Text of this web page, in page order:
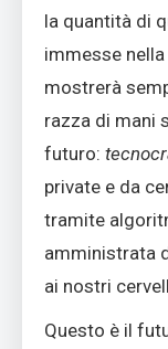
la quantità di
immesse
mostrerà
razza di mani
futuro:
private e da
tramite
amministrata
ai nostri
Questo è il